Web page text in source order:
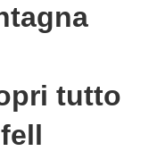
tutto